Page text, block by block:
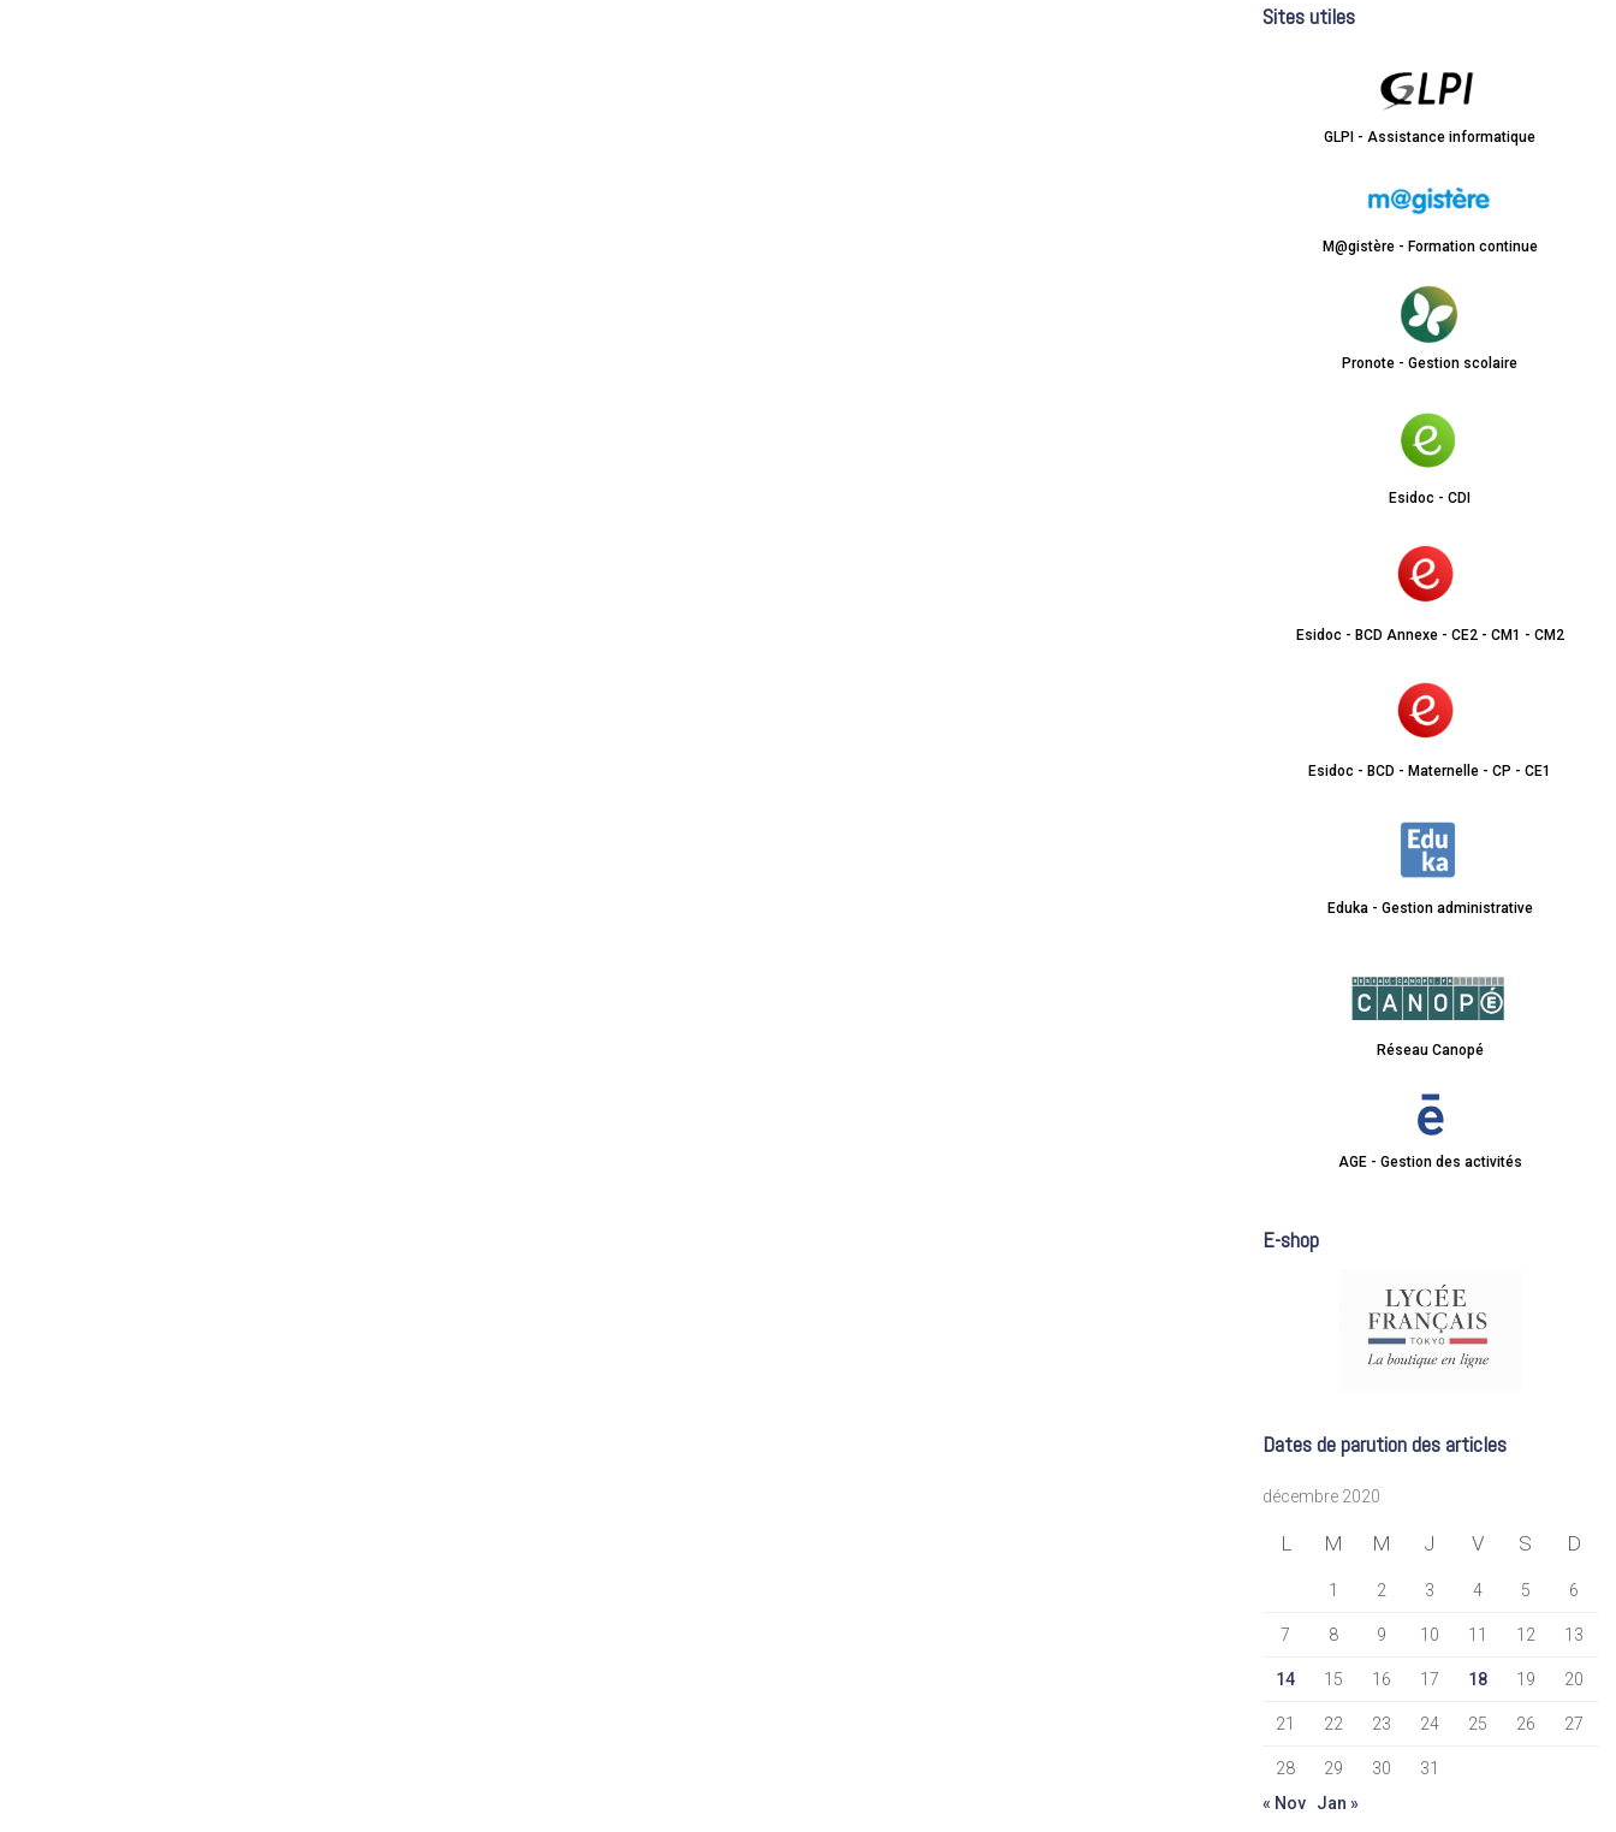
Sites utiles
GLPI - Assistance informatique
M@gistère - Formation continue
Pronote - Gestion scolaire
Esidoc - CDI
Esidoc - BCD Annexe - CE2 - CM1 - CM2
Esidoc - BCD - Maternelle - CP - CE1
Eduka - Gestion administrative
Réseau Canopé
AGE - Gestion des activités
E-shop
Dates de parution des articles
décembre 2020
L M M J V S D
1 2 3 4 5 6
7 8 9 10 11 12 13
14 15 16 17 18 19 20
21 22 23 24 25 26 27
28 29 30
31
« Nov
Jan »